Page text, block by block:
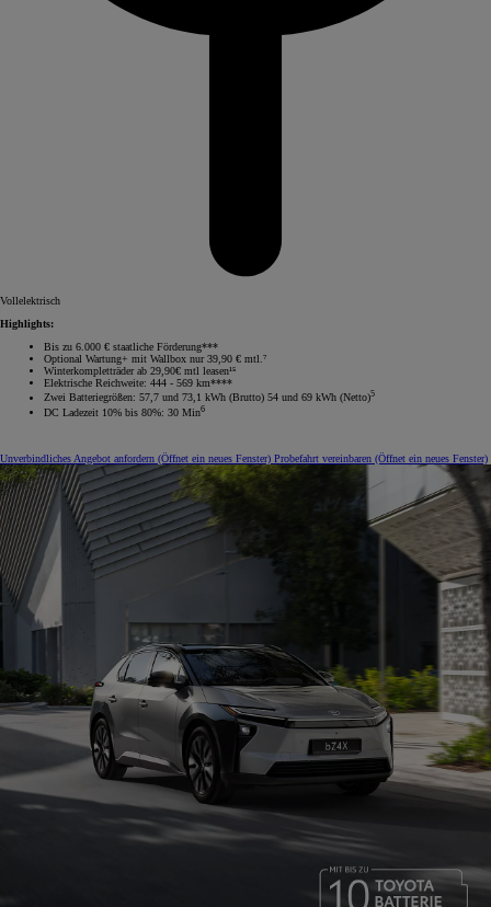
Vollelektrisch
Highlights:
Bis zu 6.000 € staatliche Förderung***
Optional Wartung+ mit Wallbox nur 39,90 € mtl.⁷
Winterkompletträder ab 29,90€ mtl leasen¹⁵
Elektrische Reichweite: 444 - 569 km****
Zwei Batteriegrößen: 57,7 und 73,1 kWh (Brutto) 54 und 69 kWh (Netto)5
DC Ladezeit 10% bis 80%: 30 Min6
Unverbindliches Angebot anfordern (Öffnet ein neues Fenster) Probefahrt vereinbaren (Öffnet ein neues Fenster)